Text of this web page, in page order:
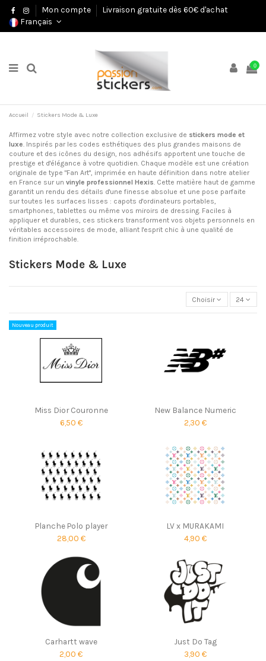
Mon compte
Livraison gratuite dès 60€ d'achat
Français
0
Accueil Stickers Mode & Luxe
Affirmez votre style avec notre collection exclusive de stickers mode et
luxe. Inspirés par les codes esthétiques des plus grandes maisons de
couture et des icônes du design, nos adhésifs apportent une touche de
prestige et d'élégance à votre quotidien. Chaque modèle est une création
originale de type "Fan Art", imprimée en haute définition dans notre atelier
en France sur un vinyle professionnel Hexis. Cette matière haut de gamme
garantit un rendu des détails d'une finesse absolue et une pose parfaite
sur toutes les surfaces lisses : capots d'ordinateurs portables,
smartphones, tablettes ou même vos miroirs de dressing. Faciles à
appliquer et durables, ces stickers transforment vos objets personnels en
véritables accessoires de mode, alliant l'esprit chic à une qualité de
finition irréprochable.
Stickers Mode & Luxe
Choisir 24
Nouveau produit
Miss Dior Couronne
6,50 €
New Balance Numeric
2,30 €
Planche Polo player
28,00 €
LV x MURAKAMI
4,90 €
Carhartt wave
2,00 €
Just Do Tag
3,90 €